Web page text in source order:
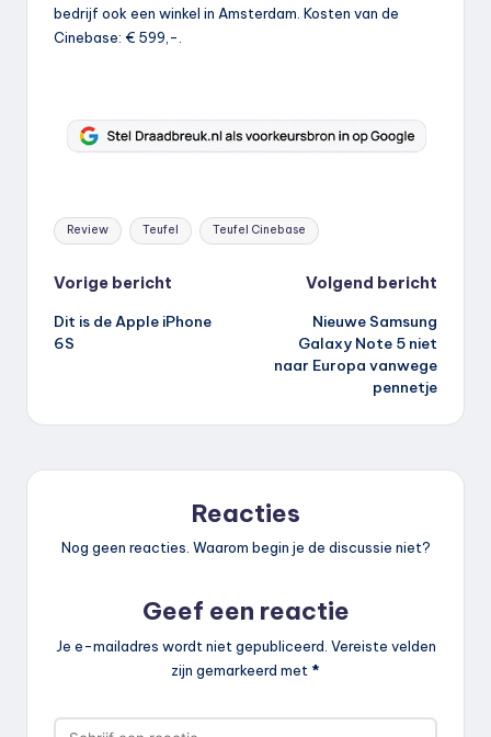
bedrijf ook een winkel in Amsterdam. Kosten van de
Cinebase: € 599,-.
Tags:
Review Teufel Teufel Cinebase
Bericht
navigatie
Vorige bericht
Dit is de Apple iPhone
6S
Volgend bericht
Nieuwe Samsung
Galaxy Note 5 niet
naar Europa vanwege
pennetje
Reacties
Nog geen reacties. Waarom begin je de discussie niet?
Geef een reactie
Je e-mailadres wordt niet gepubliceerd. Vereiste velden
zijn gemarkeerd met *